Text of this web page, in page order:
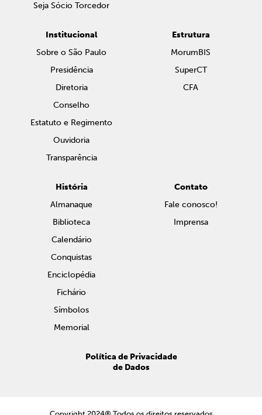
Seja Sócio Torcedor
Institucional
Sobre o São Paulo
Presidência
Diretoria
Conselho
Estatuto e Regimento
Ouvidoria
Transparência
Estrutura
MorumBIS
SuperCT
CFA
História
Almanaque
Biblioteca
Calendário
Conquistas
Enciclopédia
Fichário
Símbolos
Memorial
Contato
Fale conosco!
Imprensa
Política de Privacidade
de Dados